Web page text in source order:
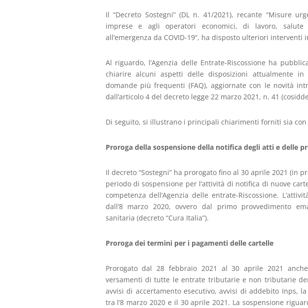
Il “Decreto Sostegni” (DL n. 41/2021), recante “Misure
imprese e agli operatori economici, di lavoro, salute
all’emergenza da COVID-19”, ha disposto ulteriori interventi
Al riguardo, l’Agenzia delle Entrate-Riscossione ha
chiarire alcuni aspetti delle disposizioni attualmente
domande più frequenti (FAQ), aggiornate con le novità
dall’articolo 4 del decreto legge 22 marzo 2021, n. 41
Di seguito, si illustrano i principali chiarimenti forniti sia con
Proroga della sospensione della notifica degli atti e delle
Il decreto “Sostegni” ha prorogato fino al 30 aprile 2021 (in
periodo di sospensione per l’attività di notifica di nuove
competenza dell’Agenzia delle entrate-Riscossione.
dall’8 marzo 2020, ovvero dal primo provvedimento
sanitaria (decreto “Cura Italia”).
Proroga dei termini per i pagamenti delle cartelle
Prorogato dal 28 febbraio 2021 al 30 aprile 2021
versamenti di tutte le entrate tributarie e non tributarie
avvisi di accertamento esecutivo, avvisi di addebito Inps,
tra l’8 marzo 2020 e il 30 aprile 2021. La sospensione